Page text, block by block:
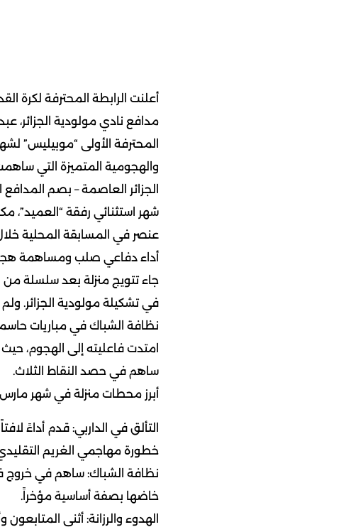
مدافع نادي مولودية الجزائر،
المحترفة الأولى “موبيليس”
والهجومية المتميزة التي
شهر استثنائي رفقة “العميد”،
عنصر في المسابقة المحلية خلال
أداء دفاعي صلب ومساهمة
جاء تتويج منزلة بعد سلسلة من
في تشكيلة مولودية الجزائر.
نظافة الشباك في مباريات
امتدت فاعليته إلى الهجوم،
ساهم في حصد النقاط الثلاث.
أبرز محطات منزلة في شهر
التألق في الداربي: قدم أداءً
خطورة مهاجمي الغريم
خاضها بصفة أساسية مؤخراً.
الهدوء والرزانة: أثنى المتابعون